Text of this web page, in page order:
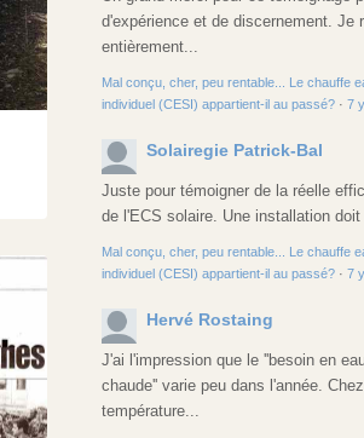
d'expérience et de discernement. Je
entièrement...
Mal conçu, cher, peu rentable... Le chauffe
individuel (CESI) appartient-il au passé?· 7
Solairegie Patrick-Bal
Juste pour témoigner de la réelle
de l'ECS solaire. Une installation doit
Mal conçu, cher, peu rentable... Le chauffe
individuel (CESI) appartient-il au passé?· 7
Hervé Rostaing
J'ai l'impression que le ''besoin en
chaude'' varie peu dans l'année.
température...